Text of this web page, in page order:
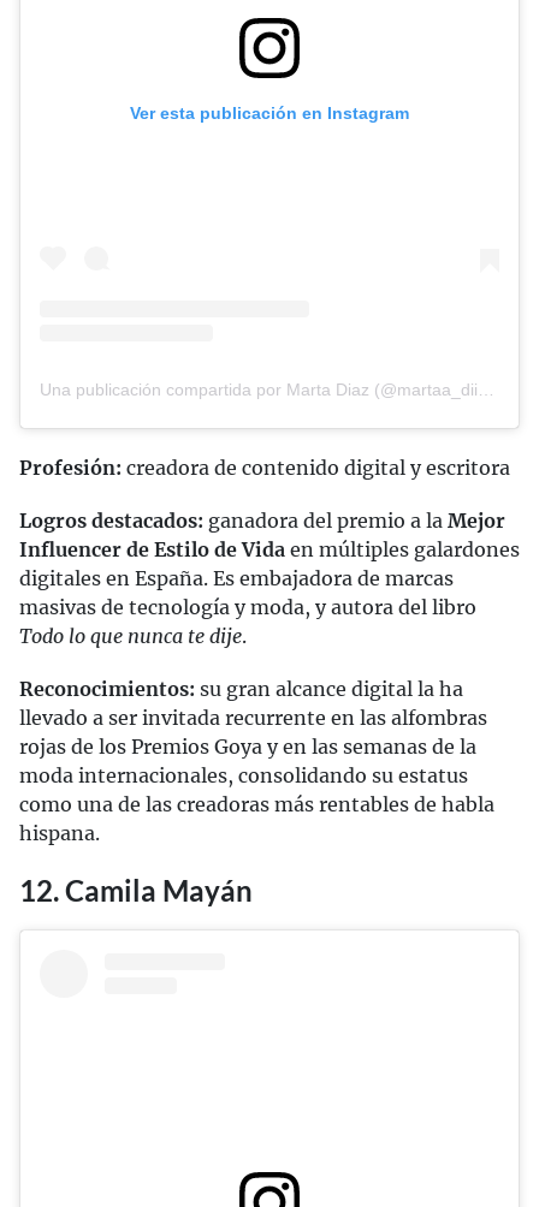
Ver esta publicación en Instagram
Profesión: creadora de contenido digital y escritora
Logros destacados: ganadora del premio a la Mejor
Influencer de Estilo de Vida en múltiples galardones
digitales en España. Es embajadora de marcas
masivas de tecnología y moda, y autora del libro
Todo lo que nunca te dije.
Reconocimientos: su gran alcance digital la ha
llevado a ser invitada recurrente en las alfombras
rojas de los Premios Goya y en las semanas de la
moda internacionales, consolidando su estatus
como una de las creadoras más rentables de habla
hispana.
12. Camila Mayán